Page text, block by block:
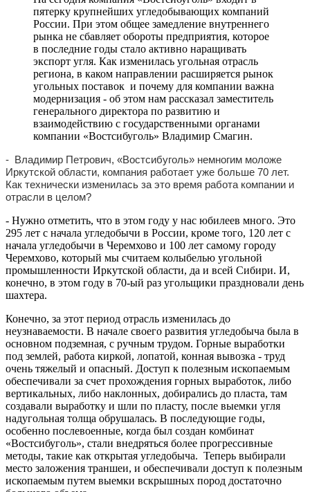
пятерку крупнейших угледобывающих компаний
России. При этом общее замедление внутреннего
рынка не сбавляет обороты предприятия, которое
в последние годы стало активно наращивать
экспорт угля. Как изменилась угольная отрасль
региона, в каком направлении расширяется рынок
угольных поставок и почему для компании важна
модернизация - об этом нам рассказал заместитель
генерального директора по развитию и
взаимодействию с государственными органами
компании «Востсибуголь» Владимир Смагин.
- Владимир Петрович, «Востсибуголь» немногим моложе
Иркутской области, компания работает уже больше 70 лет.
Как технически изменилась за это время работа компании и
отрасли в целом?
- Нужно отметить, что в этом году у нас юбилеев много. Это
295 лет с начала угледобычи в России, кроме того, 120 лет с
начала угледобычи в Черемхово и 100 лет самому городу
Черемхово, который мы считаем колыбелью угольной
промышленности Иркутской области, да и всей Сибири. И,
конечно, в этом году в 70-ый раз угольщики праздновали день
шахтера.
Конечно, за этот период отрасль изменилась до
неузнаваемости. В начале своего развития угледобыча была в
основном подземная, с ручным трудом. Горные выработки
под землей, работа киркой, лопатой, конная вывозка - труд
очень тяжелый и опасный. Доступ к полезным ископаемым
обеспечивали за счет прохождения горных выработок, либо
вертикальных, либо наклонных, добирались до пласта, там
создавали выработку и шли по пласту, после выемки угля
надугольная толща обрушалась. В последующие годы,
особенно послевоенные, когда был создан комбинат
«Востсибуголь», стали внедряться более прогрессивные
методы, такие как открытая угледобыча. Теперь выбирали
место заложения траншеи, и обеспечивали доступ к полезным
ископаемым путем выемки вскрышных пород достаточно